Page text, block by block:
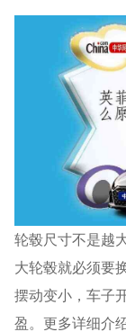
轮毂尺寸不是越
大轮毂就必须要
摆动变小，车子
盈。更多详细介